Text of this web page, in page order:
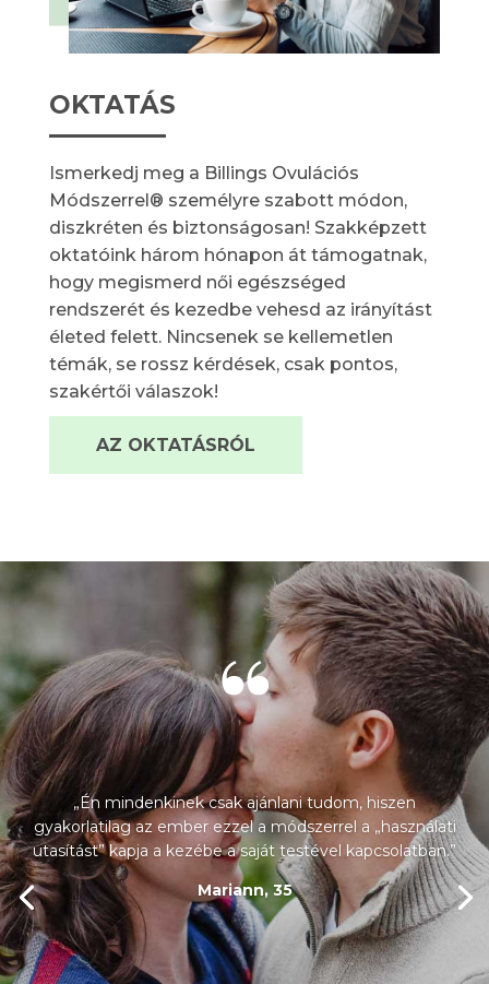
OKTATÁS
Ismerkedj meg a Billings Ovulációs
Módszerrel® személyre szabott módon,
diszkréten és biztonságosan! Szakképzett
oktatóink három hónapon át támogatnak,
hogy megismerd női egészséged
rendszerét és kezedbe vehesd az irányítást
életed felett. Nincsenek se kellemetlen
témák, se rossz kérdések, csak pontos,
szakértői válaszok!
AZ OKTATÁSRÓL
„Én mindenkinek csak ajánlani tudom, hiszen
gyakorlatilag az ember ezzel a módszerrel a „használati
utasítást” kapja a kezébe a saját testével kapcsolatban.”
Mariann, 35